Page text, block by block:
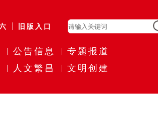
旧版入口
公告信息
专题报道
人文繁昌 文明创建